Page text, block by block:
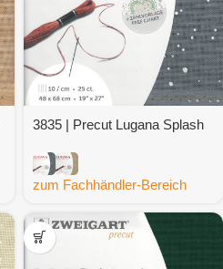
3835 | Precut Lugana Splash
zum Fachhändler-Bereich